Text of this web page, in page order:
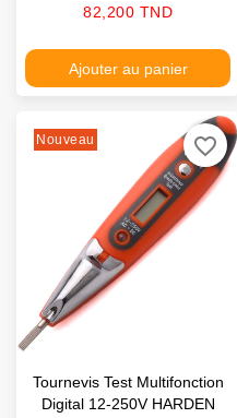
Prix
82,200 TND
Ajouter au panier
Nouveau
Tournevis Test Multifonction
Digital 12-250V HARDEN
favorite_border